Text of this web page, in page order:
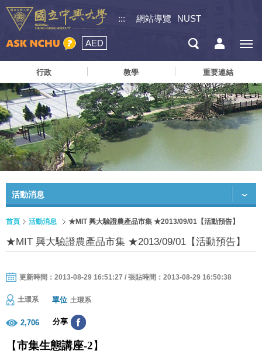
::: 網站導覽 NUST
AED
行政 教學 重要連結
活動消息
首頁 活動消息 ★MIT 興大驗證農產品市集 ★2013/09/01【活動預告】
★MIT 興大驗證農產品市集 ★2013/09/01【活動預告】
更新時間：2013-08-29 16:51:27 / 張貼時間：2013-08-29 16:50:38
土環系 單位 土環系
2,706 分享
【市集生態講座-2】